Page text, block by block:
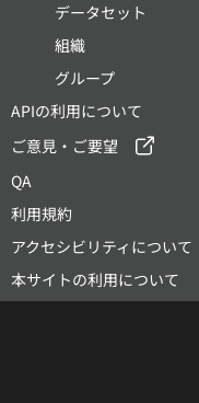
データセット
組織
グループ
APIの利用について
ご意見・ご要望
QA
利用規約
アクセシビリティについて
本サイトの利用について